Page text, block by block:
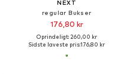
NEXT
regular Bukser
176,80 kr
Oprindeligt: 260,00 kr
Sidste laveste pris:176,80 kr